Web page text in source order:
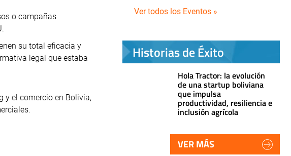
o campañas
su total eficacia y
legal que estaba
y el comercio en Bolivia,
Ver todos los Eventos »
Historias de Éxito
Hola Tractor: la evolución
de una startup boliviana
que impulsa
productividad, resiliencia e
inclusión agrícola
VER MÁS